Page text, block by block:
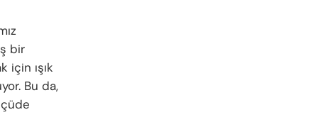
bir
için ışık
Bu da,